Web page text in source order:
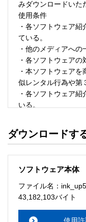
みダウンロードいた
使用条件
・各ソフトウェア
ている。
・他のメディアへの
・各ソフトウェアの
・本ソフトウェア
似レンタル行為や第
・各ソフトウェア
いる。
・ソフトウェアを改
ソフトウェアのサポ
・本サーバでは、ユ
メーションセンター
ダウンロードす
ソフトウェア本体
ファイル名：
43,182,103バイト